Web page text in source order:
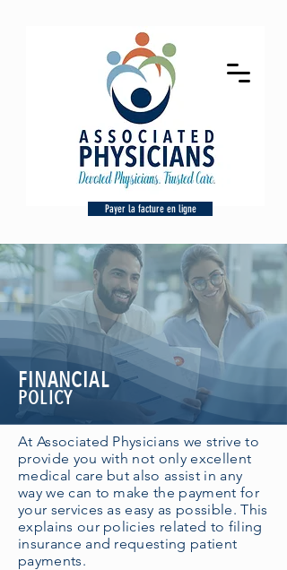
Payer la facture en ligne
FINANCIAL
POLICY
At Associated Physicians we strive to
provide you with not only excellent
medical care but also assist in any
way we can to make the payment for
your services as easy as possible. This
explains our policies related to filing
insurance and requesting patient
payments.